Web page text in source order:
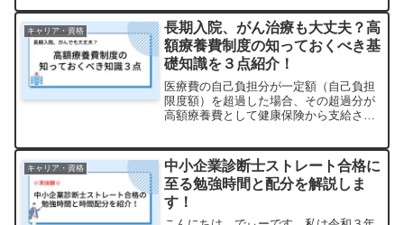
ーという資格があるわけではありませ
ん。みなさんがFPと呼んで...
キャリア・資格
長期入院、がん治療も大丈夫？高
額療養費制度の知っておくべき基
礎知識を３点紹介！
医療費の自己負担分が一定額（自己負担
限度額）を超過した場合、その超過分が
高額療養費として健康保険から支給され
を３点簡潔にわかりやすく紹介します！
キャリア・資格
中小企業診断士ストレート合格に
至る勉強時間と配分を解説しま
す！